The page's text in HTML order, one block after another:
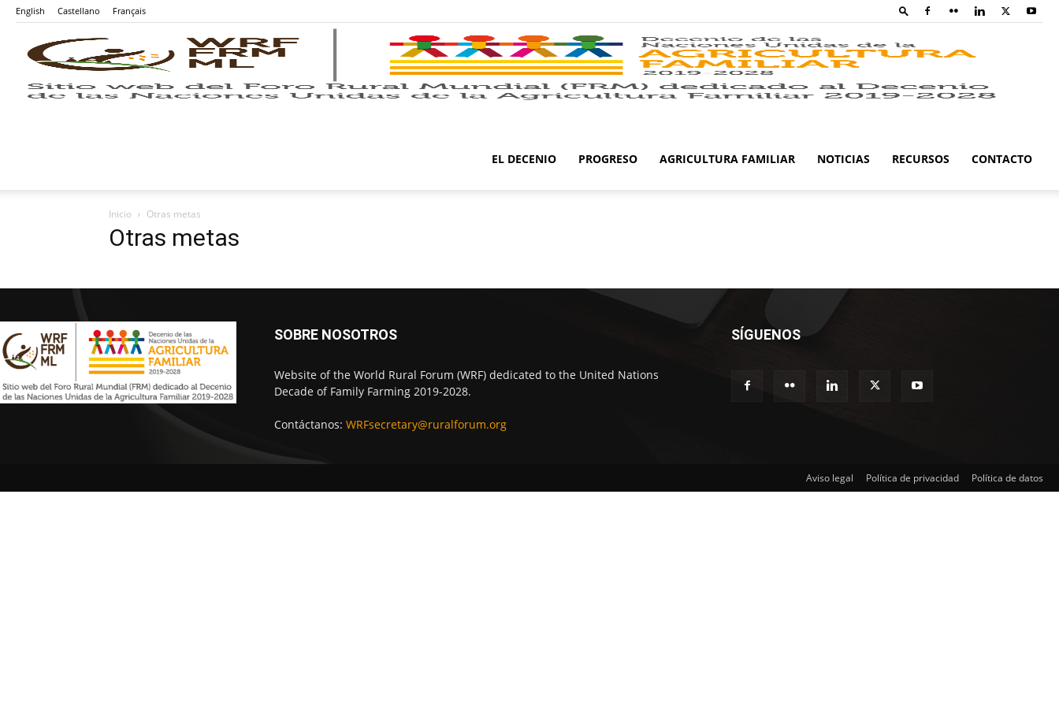
English Castellano Français
EL DECENIO PROGRESO AGRICULTURA FAMILIAR NOTICIAS RECURSOS CONTACTO
Inicio Otras metas
Otras metas
SOBRE NOSOTROS
Website of the World Rural Forum (WRF) dedicated to the United Nations
Decade of Family Farming 2019-2028.
Contáctanos: WRFsecretary@ruralforum.org
SÍGUENOS
Aviso legal Política de privacidad Política de datos